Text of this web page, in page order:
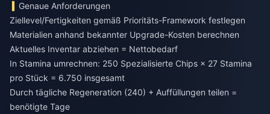
Genaue Anforderungen
Ziellevel/Fertigkeiten gemäß Prioritäts-Framework festlegen
Materialien anhand bekannter Upgrade-Kosten berechnen
Aktuelles Inventar abziehen = Nettobedarf
In Stamina umrechnen: 250 Spezialisierte Chips × 27 Stamina
pro Stück = 6.750 insgesamt
Durch tägliche Regeneration (240) + Auffüllungen teilen =
benötigte Tage